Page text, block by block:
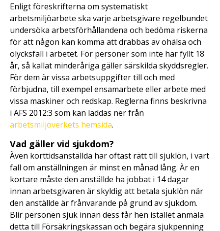
Enligt föreskrifterna om systematiskt
arbetsmiljöarbete ska varje arbetsgivare regelbundet
undersöka arbetsförhållandena och bedöma riskerna
för att någon kan komma att drabbas av ohälsa och
olycksfall i arbetet. För personer som inte har fyllt 18
år, så kallat minderåriga gäller särskilda skyddsregler.
För dem är vissa arbetsuppgifter till och med
förbjudna, till exempel ensamarbete eller arbete med
vissa maskiner och redskap. Reglerna finns beskrivna
i AFS 2012:3 som kan laddas ner från
arbetsmiljöverkets hemsida.
Vad gäller vid sjukdom?
Även korttidsanställda har oftast rätt till sjuklön, i vart
fall om anställningen är minst en månad lång. Är en
kortare måste den anställde ha jobbat i 14 dagar
innan arbetsgivaren är skyldig att betala sjuklön när
den anställde är frånvarande på grund av sjukdom.
Blir personen sjuk innan dess får hen istället anmäla
detta till Försäkringskassan och begära sjukpenning